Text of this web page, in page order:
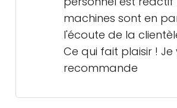
machines sont en
l'écoute de la
Ce qui fait plaisir ! Je
recommande